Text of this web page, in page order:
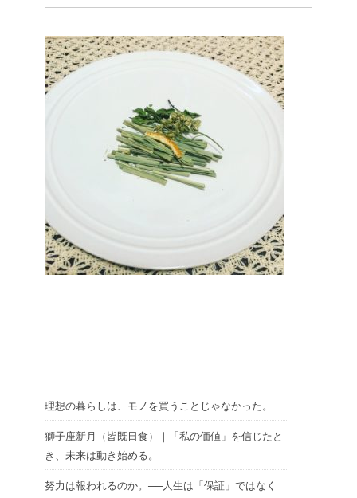
理想の暮らしは、モノを買うことじゃなかった。
獅子座新月（皆既日食）｜「私の価値」を信じたと
き、未来は動き始める。
努力は報われるのか。──人生は「保証」ではなく